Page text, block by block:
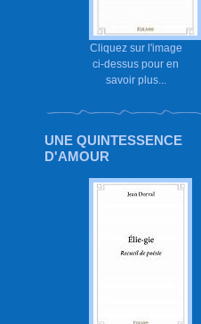
Cliquez sur l'image
ci-dessus pour en
savoir plus...
UNE QUINTESSENCE
D'AMOUR